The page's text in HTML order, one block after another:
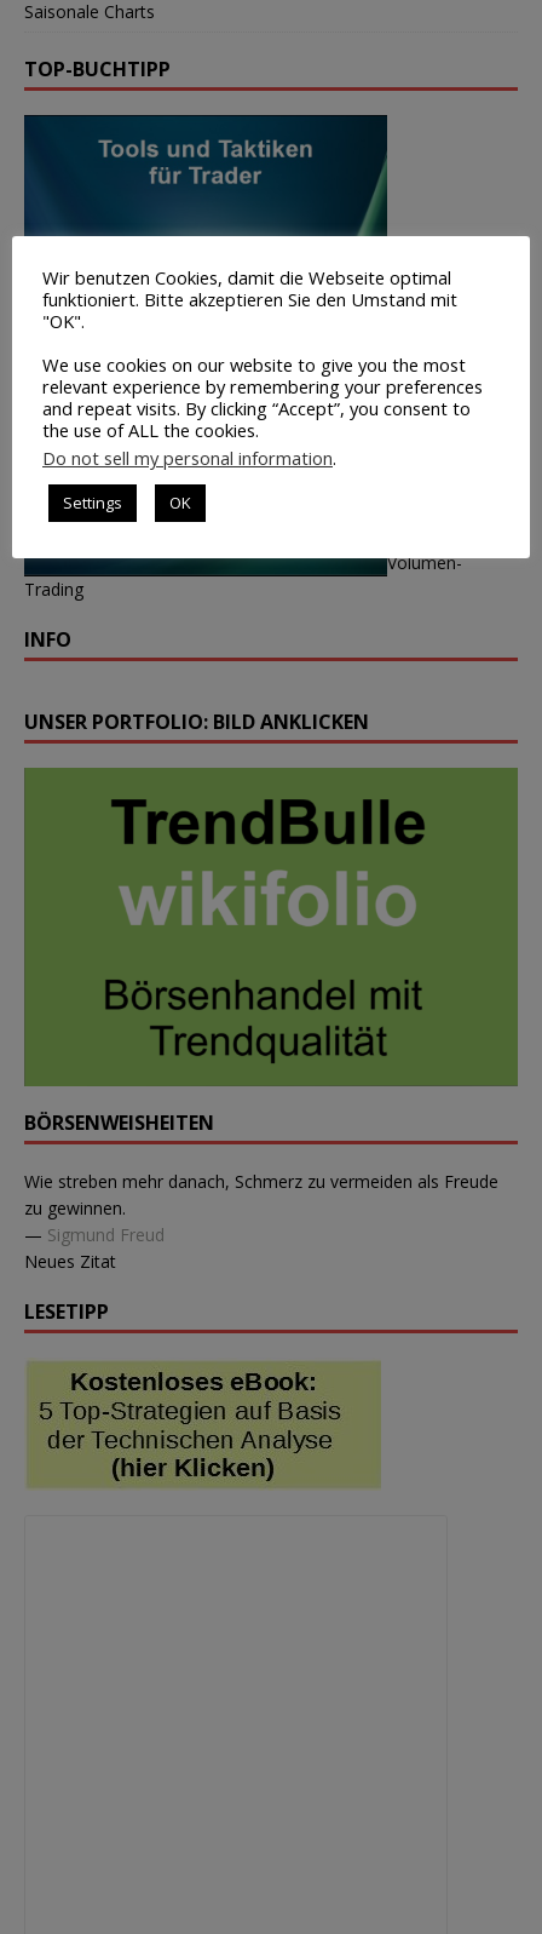
Saisonale Charts
TOP-BUCHTIPP
Volumen-
Trading
INFO
UNSER PORTFOLIO: BILD ANKLICKEN
BÖRSENWEISHEITEN
Wie streben mehr danach, Schmerz zu vermeiden als Freude
zu gewinnen.
— Sigmund Freud
Neues Zitat
LESETIPP
Wir benutzen Cookies, damit die Webseite optimal
funktioniert. Bitte akzeptieren Sie den Umstand mit
"OK".
We use cookies on our website to give you the most
relevant experience by remembering your preferences
and repeat visits. By clicking “Accept”, you consent to
the use of ALL the cookies.
Do not sell my personal information.
Settings OK